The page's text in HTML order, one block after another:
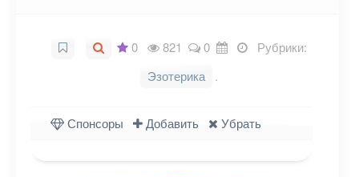
0 821 0
Рубрики:
Эзотерика
.
Спонсоры Добавить Убрать